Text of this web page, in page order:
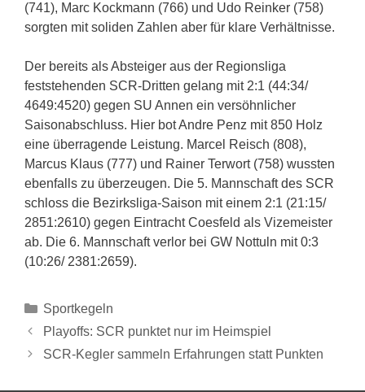
(741), Marc Kockmann (766) und Udo Reinker (758)
sorgten mit soliden Zahlen aber für klare Verhältnisse.
Der bereits als Absteiger aus der Regionsliga
feststehenden SCR-Dritten gelang mit 2:1 (44:34/
4649:4520) gegen SU Annen ein versöhnlicher
Saisonabschluss. Hier bot Andre Penz mit 850 Holz
eine überragende Leistung. Marcel Reisch (808),
Marcus Klaus (777) und Rainer Terwort (758) wussten
ebenfalls zu überzeugen. Die 5. Mannschaft des SCR
schloss die Bezirksliga-Saison mit einem 2:1 (21:15/
2851:2610) gegen Eintracht Coesfeld als Vizemeister
ab. Die 6. Mannschaft verlor bei GW Nottuln mit 0:3
(10:26/ 2381:2659).
Sportkegeln
Playoffs: SCR punktet nur im Heimspiel
SCR-Kegler sammeln Erfahrungen statt Punkten